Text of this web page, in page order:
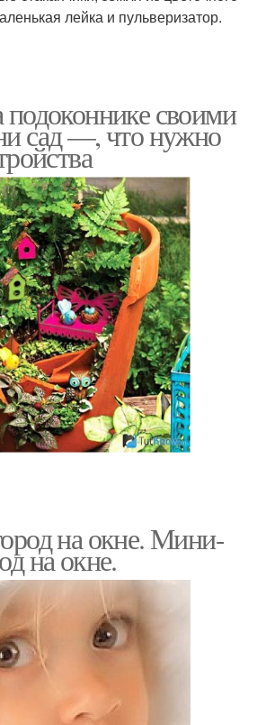
лейка и пульверизатор.
своими
сад —, что нужно
на окне. Мини-
на окне.